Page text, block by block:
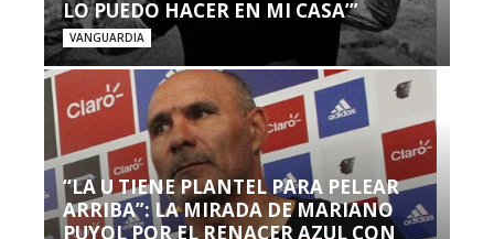
LO PUEDO HACER EN MI CASA’”
VANGUARDIA
“LA U TIENE PLANTEL PARA PELEAR
ARRIBA”: LA MIRADA DE MARIANO
PUYOL POR EL RENACER AZUL CON